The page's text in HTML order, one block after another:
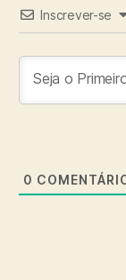
Inscrever-se
0